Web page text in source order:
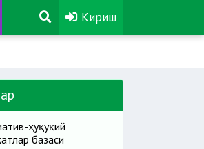
Кириш
ҳуқуқий
базаси